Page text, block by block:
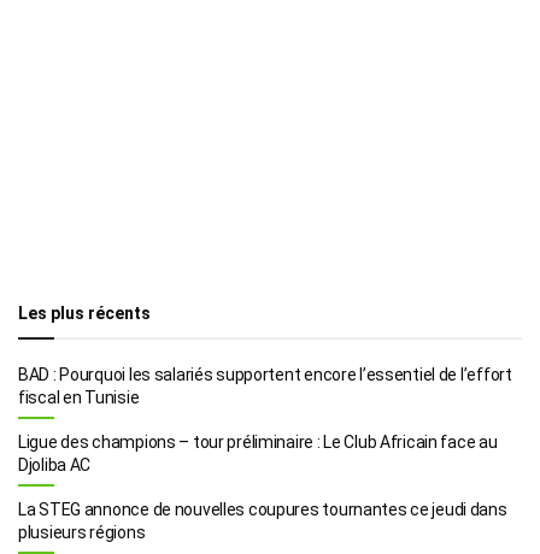
Les plus récents
BAD : Pourquoi les salariés supportent encore l’essentiel de l’effort
fiscal en Tunisie
Ligue des champions – tour préliminaire : Le Club Africain face au
Djoliba AC
La STEG annonce de nouvelles coupures tournantes ce jeudi dans
plusieurs régions